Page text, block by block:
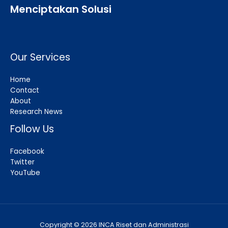
Menciptakan Solusi
Our Services
Home
Contact
About
Research News
Follow Us
Facebook
Twitter
YouTube
Copyright © 2026 INCA Riset dan Administrasi